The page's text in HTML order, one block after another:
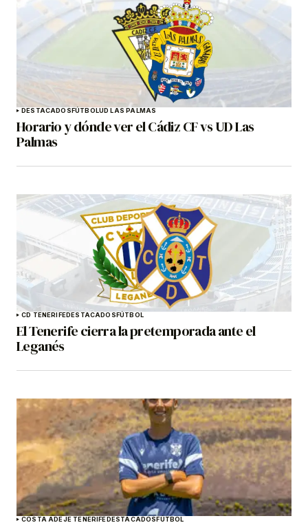
DESTACADOSFÚTBOLUD LAS PALMAS
Horario y dónde ver el Cádiz CF vs UD Las
Palmas
CD TENERIFEDESTACADOSFÚTBOL
El Tenerife cierra la pretemporada ante el
Leganés
COSTA ADEJE TENERIFEDESTACADOSFÚTBOL